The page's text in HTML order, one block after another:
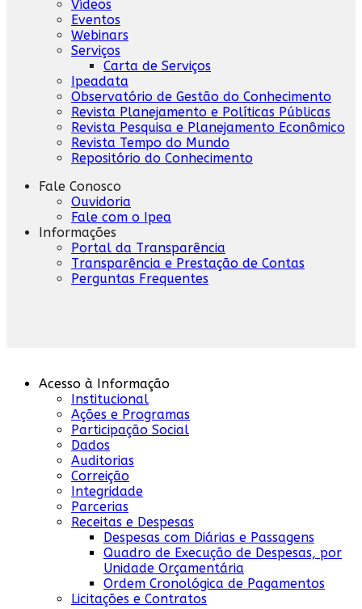
Vídeos
Eventos
Webinars
Serviços
Carta de Serviços
Ipeadata
Observatório de Gestão do Conhecimento
Revista Planejamento e Políticas Públicas
Revista Pesquisa e Planejamento Econômico
Revista Tempo do Mundo
Repositório do Conhecimento
Fale Conosco
Ouvidoria
Fale com o Ipea
Informações
Portal da Transparência
Transparência e Prestação de Contas
Perguntas Frequentes
Acesso à Informação
Institucional
Ações e Programas
Participação Social
Dados
Auditorias
Correição
Integridade
Parcerias
Receitas e Despesas
Despesas com Diárias e Passagens
Quadro de Execução de Despesas, por
Unidade Orçamentária
Ordem Cronológica de Pagamentos
Licitações e Contratos